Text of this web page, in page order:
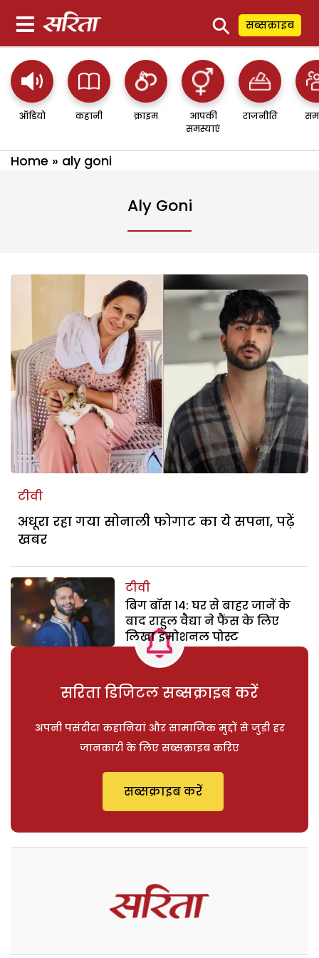
⚲ सब्सक्राइब
ऑडियो कहानी क्राइम
आपकी
समस्याएं
राजनीति
Home » aly goni
Aly Goni
टीवी
अधूरा रहा गया सोनाली फोगाट का ये सपना, पढ़ें
खबर
टीवी
बिग बॉस 14: घर से बाहर जानें के
बाद राहुल वैद्या ने फैंस के लिए
लिखा इमोशनल पोस्ट
सरिता डिजिटल सब्सक्राइब करें
अपनी पसंदीदा कहानियां और सामाजिक मुद्दों से जुड़ी हर
जानकारी के लिए सब्सक्राइब करिए
सब्सक्राइब करें